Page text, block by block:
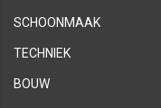
SCHOONMAAK
TECHNIEK
BOUW